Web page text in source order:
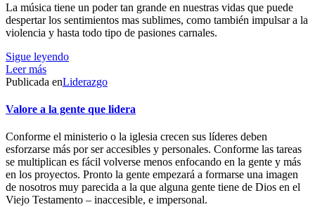
La música tiene un poder tan grande en nuestras vidas que puede
despertar los sentimientos mas sublimes, como también impulsar a la
violencia y hasta todo tipo de pasiones carnales.
Sigue leyendo
Leer más
Publicada enLiderazgo
Valore a la gente que lidera
Conforme el ministerio o la iglesia crecen sus líderes deben
esforzarse más por ser accesibles y personales. Conforme las tareas
se multiplican es fácil volverse menos enfocando en la gente y más
en los proyectos. Pronto la gente empezará a formarse una imagen
de nosotros muy parecida a la que alguna gente tiene de Dios en el
Viejo Testamento – inaccesible, e impersonal.